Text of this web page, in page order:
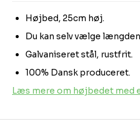
Højbed, 25cm høj.
Du kan selv vælge
Galvaniseret stål, rustfrit.
100% Dansk produceret.
Læs mere om højbedet med